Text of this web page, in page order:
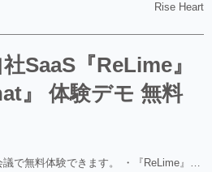
Rise Heart
SaaS『ReLime』
』 体験デモ 無料
で無料体験できます。 ・『ReLime』…